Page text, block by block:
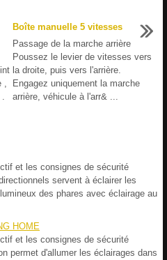
,
.
Boîte manuelle 5 vitesses
Passage de la marche arrière
Poussez le levier de vitesses vers
la droite, puis vers l'arrière.
Engagez uniquement la marche
arrière, véhicule à l'arr& ...
et les consignes de sécurité
servent à éclairer les
des phares avec éclairage au
HOME
et les consignes de sécurité
permet d'allumer les éclairages dans